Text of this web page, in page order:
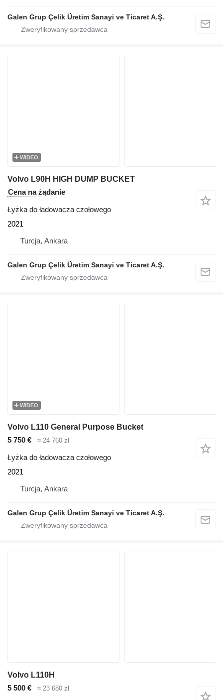
Galen Grup Çelik Üretim Sanayi ve Ticaret A.Ş.
WIDEO
Volvo L90H HIGH DUMP BUCKET
Cena na żądanie
Łyżka do ładowacza czołowego
2021
Turcja, Ankara
Galen Grup Çelik Üretim Sanayi ve Ticaret A.Ş.
WIDEO
Volvo L110 General Purpose Bucket
5 750 €
≈ 24 760 zł
Łyżka do ładowacza czołowego
2021
Turcja, Ankara
Galen Grup Çelik Üretim Sanayi ve Ticaret A.Ş.
Volvo L110H
5 500 €
≈ 23 680 zł